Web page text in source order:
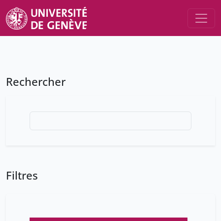
Rechercher
Filtres